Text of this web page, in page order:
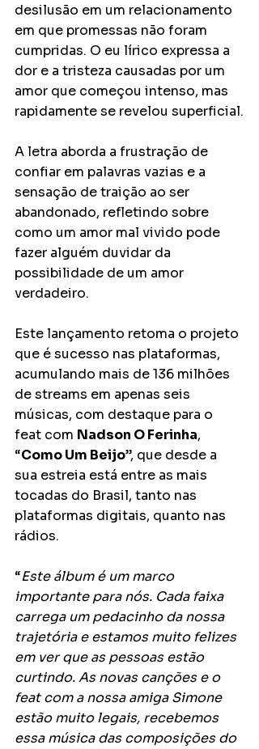
desilusão em um relacionamento
em que promessas não foram
cumpridas. O eu lírico expressa a
dor e a tristeza causadas por um
amor que começou intenso, mas
rapidamente se revelou superficial.
A letra aborda a frustração de
confiar em palavras vazias e a
sensação de traição ao ser
abandonado, refletindo sobre
como um amor mal vivido pode
fazer alguém duvidar da
possibilidade de um amor
verdadeiro.
Este lançamento retoma o projeto
que é sucesso nas plataformas,
acumulando mais de 136 milhões
de streams em apenas seis
músicas, com destaque para o
feat com Nadson O Ferinha,
“Como Um Beijo”, que desde a
sua estreia está entre as mais
tocadas do Brasil, tanto nas
plataformas digitais, quanto nas
rádios.
“Este álbum é um marco
importante para nós. Cada faixa
carrega um pedacinho da nossa
trajetória e estamos muito felizes
em ver que as pessoas estão
curtindo. As novas canções e o
feat com a nossa amiga Simone
estão muito legais, recebemos
essa música das composições do